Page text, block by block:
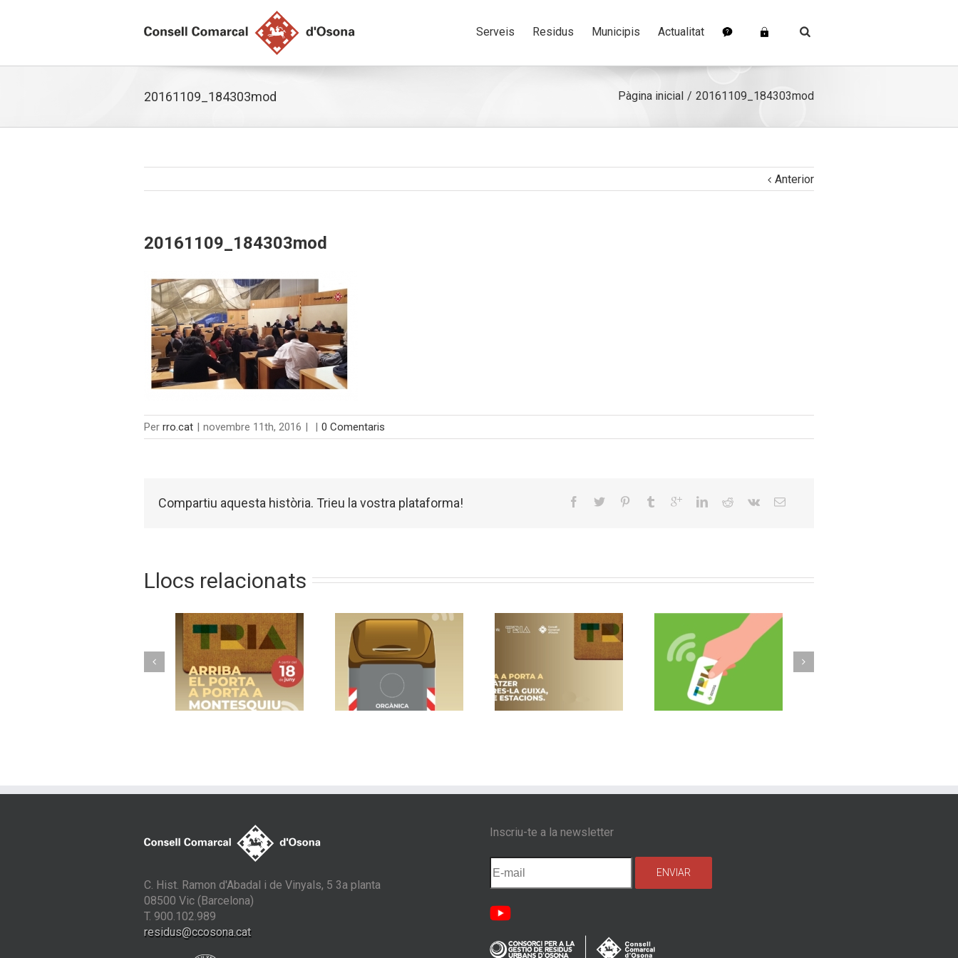
Serveis Residus Municipis Actualitat
20161109_184303mod Pàgina inicial 20161109_184303mod
Anterior
20161109_184303mod
Per rro.cat | novembre 11th, 2016 | | 0 Comentaris
Compartiu aquesta història. Trieu la vostra plataforma!
Llocs relacionats
Arriba el porta a
Torelló implanta un
nou model de
recollida avançada
Vic implanta la
recollida porta a
porta als barris de
Nou sistema de
contenidors amb
control d’accés a
Olost fa un pas més
implantant la
recollida porta a
C. Hist. Ramon d'Abadal i de Vinyals, 5 3a planta
08500 Vic (Barcelona)
T. 900.102.989
residus@ccosona.cat
Inscriu-te a la newsletter